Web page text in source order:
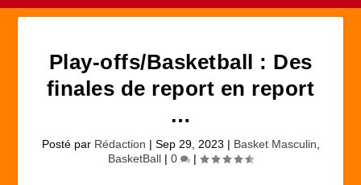
Play-offs/Basketball : Des
finales de report en report
…
Posté par Rédaction | Sep 29, 2023 | Basket Masculin
BasketBall | 0 |